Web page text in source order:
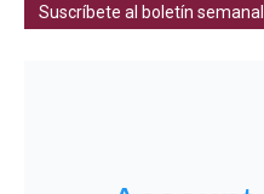
Suscríbete al boletín semanal